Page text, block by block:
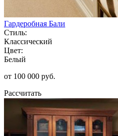
Гардеробная Бали
Стиль:
Классический
Цвет:
Белый
от 100 000 руб.
Рассчитать